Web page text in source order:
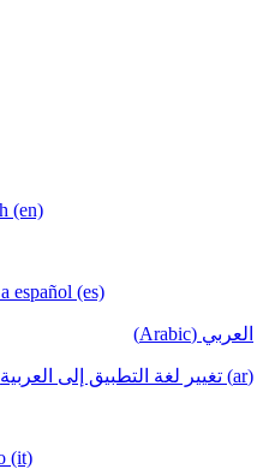
(en)
español (es)
العربي (Arabic)
(ar) تغيير لغة التطبيق إلى العربية
(it)